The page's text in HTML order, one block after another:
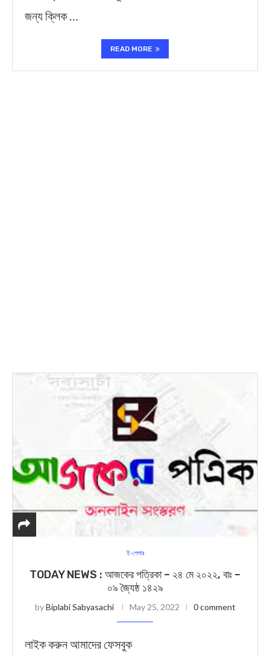
জন্য ক্লিক …
READ MORE
ই-পেপার
TODAY NEWS : আজকের পত্রিকা – ২৪ মে ২০২২, বাঃ –
০৯ জ্যৈষ্ঠ ১৪২৯
byBiplabi Sabyasachi May 25, 2022 0 comment
লাইক করুন আমাদের ফেসবুক